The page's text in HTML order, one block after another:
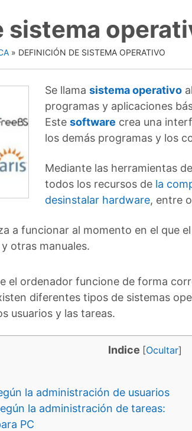
sistema
» DEFINICIÓN DE SISTEMA OPERATIVO
Se llama sistema operativo
programas y aplicaciones
Este software crea una
los demás programas y los
Mediante las herramientas
todos los recursos de la
desinstalar hardware, entre
a funcionar al momento en el que
otras manuales.
el ordenador funcione de forma
diferentes tipos de sistemas
usuarios y las tareas.
Indice [Ocultar]
la administración de usuarios
la administración de tareas:
PC